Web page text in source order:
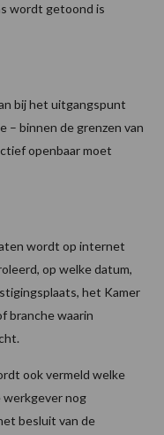
wordt getoond is
bij het uitgangspunt
– binnen de grenzen van
openbaar moet
wordt op internet
op welke datum,
het Kamer
branche waarin
ook vermeld welke
nog
besluit van de